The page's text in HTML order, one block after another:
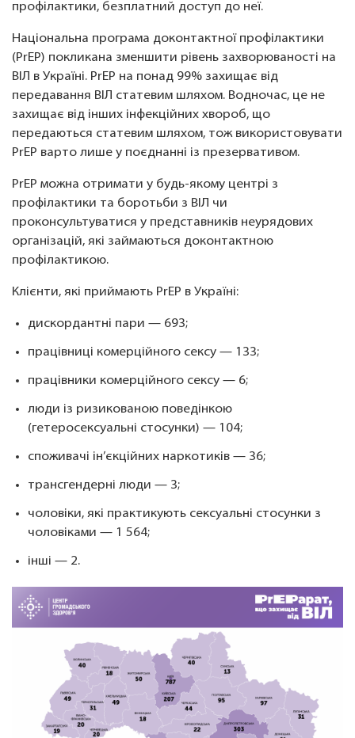
профілактики, безплатний доступ до неї.
Національна програма доконтактної профілактики
(PrEP) покликана зменшити рівень захворюваності на
ВІЛ в Україні. PrEP на понад 99% захищає від
передавання ВІЛ статевим шляхом. Водночас, це не
захищає від інших інфекційних хвороб, що
передаються статевим шляхом, тож використовувати
PrEP варто лише у поєднанні із презервативом.
PrEP можна отримати у будь-якому центрі з
профілактики та боротьби з ВІЛ чи
проконсультуватися у представників неурядових
організацій, які займаються доконтактною
профілактикою.
Клієнти, які приймають PrEP в Україні:
дискордантні пари — 693;
працівниці комерційного сексу — 133;
працівники комерційного сексу — 6;
люди із ризикованою поведінкою
(гетеросексуальні стосунки) — 104;
споживачі ін’єкційних наркотиків — 36;
трансгендерні люди — 3;
чоловіки, які практикують сексуальні стосунки з
чоловіками — 1 564;
інші — 2.